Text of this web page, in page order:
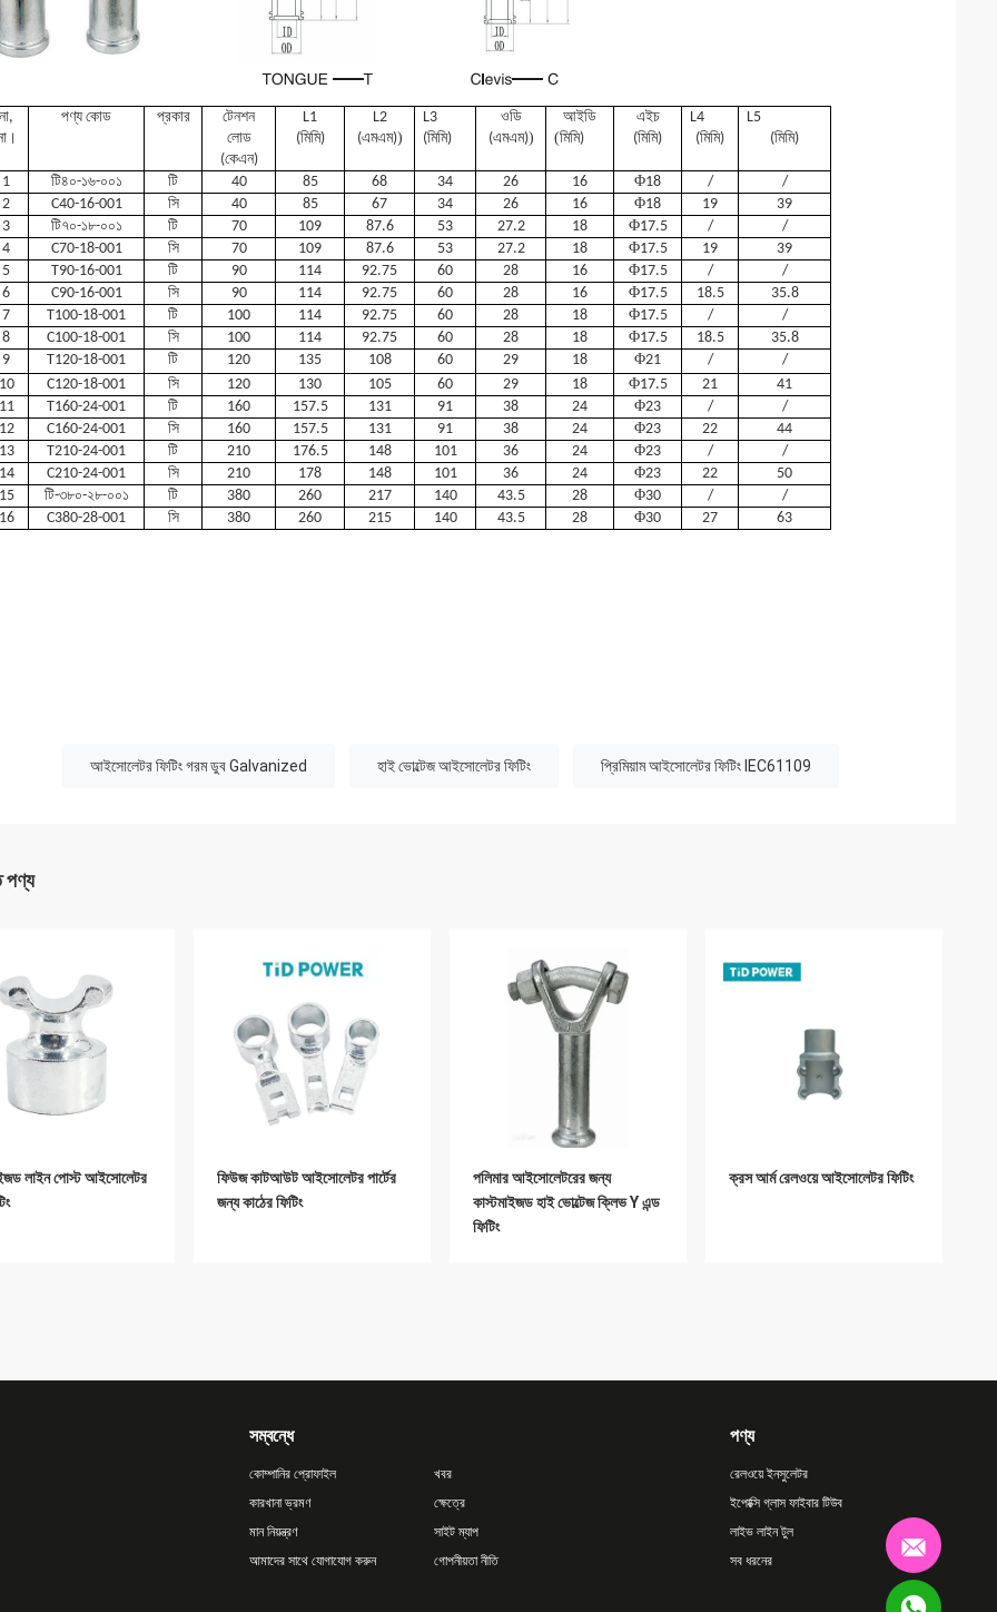
না,
পণ্য কোড প্রকার
টেনশন
লোড
(কেএন)
L1
(মিমি)
L2
(এমএম))
L3
(মিমি)
ওডি
(এমএম))
আইডি
(মিমি)
এইচ
(মিমি)
L4
(মিমি)
L5
(মিমি)
1 টি৪০-১৬-০০১ টি 40 85 68 34 26 16 Φ18 /
/
2
C40-16-001 সি 40 85 67 34 26 16 Φ18 19
39
3
টি৭০-১৮-০০১ টি 70 109 87.6 53 27.2 18 Φ17.5 /
/
4
C70-18-001 সি 70 109 87.6 53 27.2 18 Φ17.5 19
39
5
T90-16-001 টি 90 114 92.75 60 28 16 Φ17.5 /
/
6
C90-16-001 সি 90 114 92.75 60 28 16 Φ17.5 18.5
35.8
7
T100-18-001 টি 100 114 92.75 60 28 18 Φ17.5 /
/
8
C100-18-001 সি 100 114 92.75 60 28 18 Φ17.5 18.5
35.8
9
T120-18-001 টি 120 135 108 60 29 18 Φ21 /
/
10
C120-18-001 সি 120 130 105 60 29 18 Φ17.5 21
41
11
T160-24-001 টি 160 157.5 131 91 38 24 Φ23 /
/
12
C160-24-001 সি 160 157.5 131 91 38 24 Φ23 22
44
13
T210-24-001 টি 210 176.5 148 101 36 24 Φ23 /
/
14
C210-24-001 সি 210 178 148 101 36 24 Φ23 22
50
15
টি-৩৮০-২৮-০০১ টি 380 260 217 140 43.5 28 Φ30 /
/
16
C380-28-001 সি 380 260 215 140 43.5 28 Φ30 27 63
আইসোলেটর ফিটিং গরম ডুব Galvanized হাই ভোল্টেজ আইসোলেটর ফিটিং প্রিমিয়াম আইসোলেটর ফিটিং IEC61109
পণ্য
লাইন পোস্ট আইসোলেটর
ফিউজ কাটআউট আইসোলেটর পার্টের
জন্য কাঠের ফিটিং
পলিমার আইসোলেটরের জন্য
কাস্টমাইজড হাই ভোল্টেজ ক্লিভ Y এন্ড
ফিটিং
ক্রস আর্ম রেলওয়ে আইসোলেটর ফিটিং
সম্বন্ধে
কোম্পানির প্রোফাইল
কারখানা ভ্রমণ
মান নিয়ন্ত্রণ
আমাদের সাথে যোগাযোগ করুন
খবর
ক্ষেত্রে
সাইট ম্যাপ
গোপনীয়তা নীতি
পণ্য
রেলওয়ে ইনসুলেটর
ইপোক্সি গ্লাস ফাইবার টিউব
লাইভ লাইন টুল
সব ধরনের